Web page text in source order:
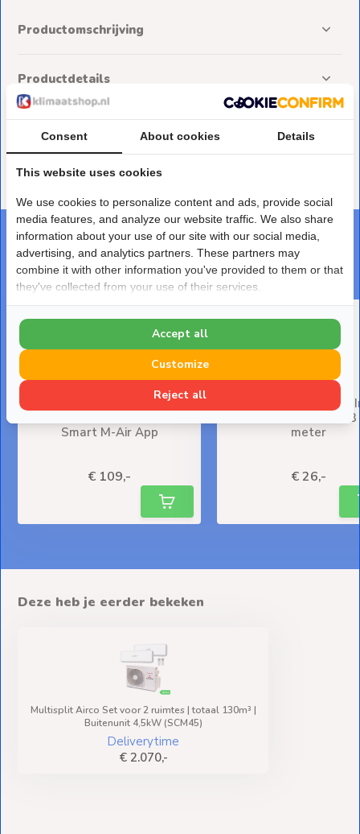
Productomschrijving
Productdetails
Delen
DEZE PRODUCTEN PASSEN ER PERFECT BIJ
Maak je bestelling af
Standaard Wifi-module
Smart M-Air App
€ 109,-
Leidinggoot PVC Wit
Denko SD-77-W
meter
€ 26,-
Deze heb je eerder bekeken
Multisplit Airco Set voor 2 ruimtes | totaal 130m³ |
Buitenunit 4,5kW (SCM45)
Deliverytime
€ 2.070,-
Consent About cookies Details
This website uses cookies
We use cookies to personalize content and ads, provide social
media features, and analyze our website traffic. We also share
information about your use of our site with our social media,
advertising, and analytics partners. These partners may
combine it with other information you've provided to them or that
they've collected from your use of their services.
Reject all
Customize
Accept all